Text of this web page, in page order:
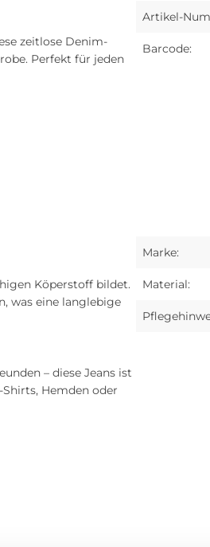
Artikel-
Barcode:
Marke:
Material:
zeitlose Denim-
Perfekt für jeden
Köperstoff bildet.
was eine langlebige
– diese Jeans ist
Hemden oder